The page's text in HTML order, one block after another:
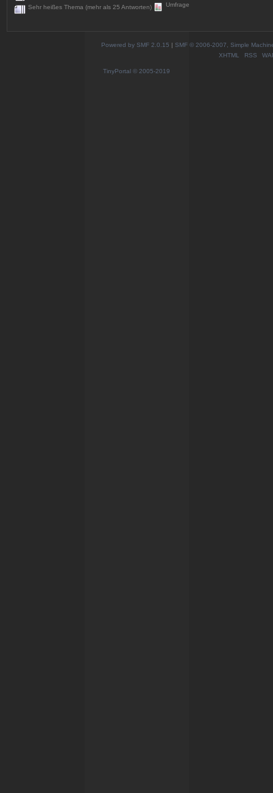
Sehr heißes Thema (mehr als 25 Antworten)
Umfrage
Powered by SMF 2.0.15 | SMF © 2006-2007, Simple
XHTML
RSS
TinyPortal © 2005-2019